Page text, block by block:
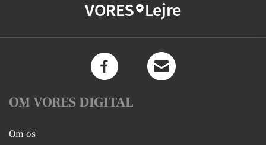
VORES Lejre
OM VORES DIGITAL
Om os